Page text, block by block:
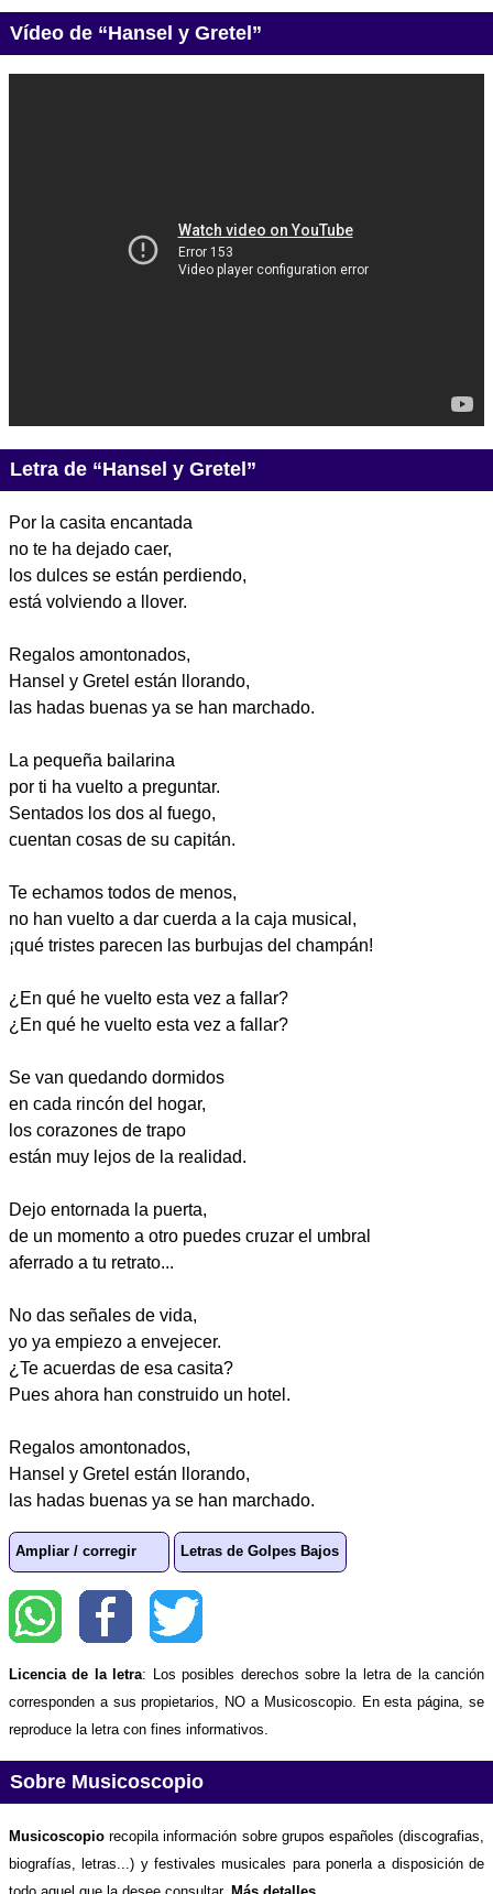
Vídeo de “Hansel y Gretel”
Letra de “Hansel y Gretel”
Por la casita encantada
no te ha dejado caer,
los dulces se están perdiendo,
está volviendo a llover.
Regalos amontonados,
Hansel y Gretel están llorando,
las hadas buenas ya se han marchado.
La pequeña bailarina
por ti ha vuelto a preguntar.
Sentados los dos al fuego,
cuentan cosas de su capitán.
Te echamos todos de menos,
no han vuelto a dar cuerda a la caja musical,
¡qué tristes parecen las burbujas del champán!
¿En qué he vuelto esta vez a fallar?
¿En qué he vuelto esta vez a fallar?
Se van quedando dormidos
en cada rincón del hogar,
los corazones de trapo
están muy lejos de la realidad.
Dejo entornada la puerta,
de un momento a otro puedes cruzar el umbral
aferrado a tu retrato...
No das señales de vida,
yo ya empiezo a envejecer.
¿Te acuerdas de esa casita?
Pues ahora han construido un hotel.
Regalos amontonados,
Hansel y Gretel están llorando,
las hadas buenas ya se han marchado.
Ampliar / corregir Letras de Golpes Bajos
Licencia de la letra: Los posibles derechos sobre la letra de la canción
corresponden a sus propietarios, NO a Musicoscopio. En esta página, se
reproduce la letra con fines informativos.
Sobre Musicoscopio
Musicoscopio recopila información sobre grupos españoles (discografias,
biografías, letras...) y festivales musicales para ponerla a disposición de